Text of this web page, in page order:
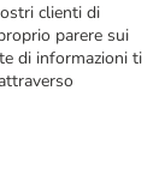
clienti di
parere sui
di informazioni ti